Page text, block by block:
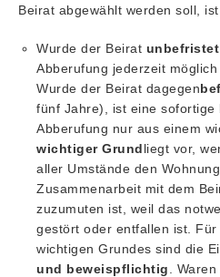
Beirat abgewählt werden soll,
Wurde der Beirat
Abberufung jederzeit
Wurde der Beirat dagegen
fünf Jahre), ist eine sofortige
Abberufung nur aus einem
wichtiger Grundliegt vor,
aller Umstände den
Zusammenarbeit mit dem
zuzumuten ist, weil das
gestört oder entfallen ist.
wichtigen Grundes sind die
und beweispflichtig .